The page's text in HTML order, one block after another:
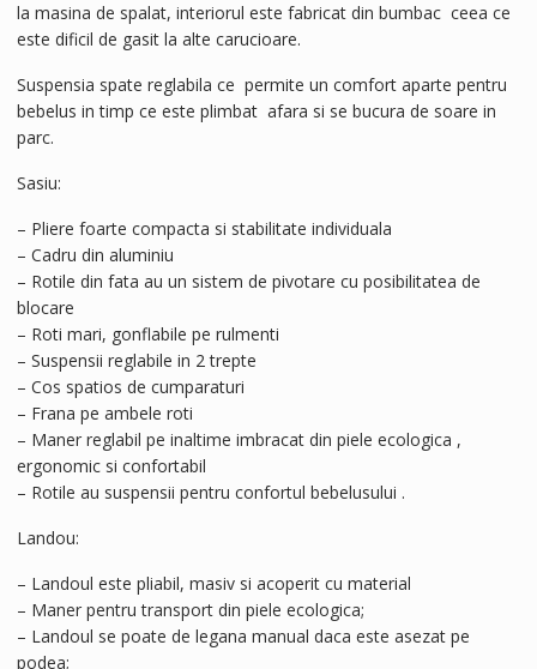
la masina de spalat, interiorul este fabricat din bumbac ceea ce
este dificil de gasit la alte carucioare.
Suspensia spate reglabila ce permite un comfort aparte pentru
bebelus in timp ce este plimbat afara si se bucura de soare in
parc.
Sasiu:
– Pliere foarte compacta si stabilitate individuala
– Cadru din aluminiu
– Rotile din fata au un sistem de pivotare cu posibilitatea de
blocare
– Roti mari, gonflabile pe rulmenti
– Suspensii reglabile in 2 trepte
– Cos spatios de cumparaturi
– Frana pe ambele roti
– Maner reglabil pe inaltime imbracat din piele ecologica ,
ergonomic si confortabil
– Rotile au suspensii pentru confortul bebelusului .
Landou:
– Landoul este pliabil, masiv si acoperit cu material
– Maner pentru transport din piele ecologica;
– Landoul se poate de legana manual daca este asezat pe
podea;